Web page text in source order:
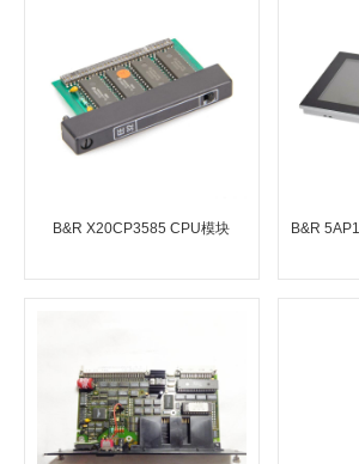
B&R X20CP3585 CPU模块
B&R